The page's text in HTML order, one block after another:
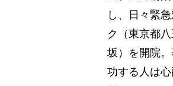
し、日々緊
ク（東京都
坂）を開院
功する人は